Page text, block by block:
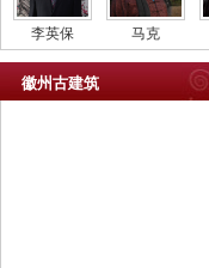
李英保 马克
徽州古建筑